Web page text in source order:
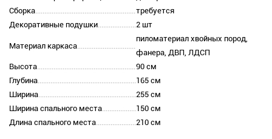
Сборка
требуется
Декоративные подушки
2 шт
Материал каркаса
пиломатериал хвойных пород,
фанера, ДВП, ЛДСП
Высота
90 см
Глубина
165 см
Ширина
255 см
Ширина спального места
150 см
Длина спального места
210 см